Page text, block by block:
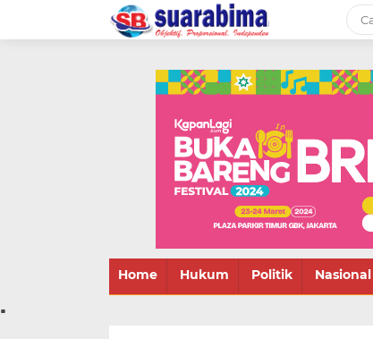
informasi terbaru tentang
Bima dan daerah sekitar
Home Hukum Politik Nasional
.